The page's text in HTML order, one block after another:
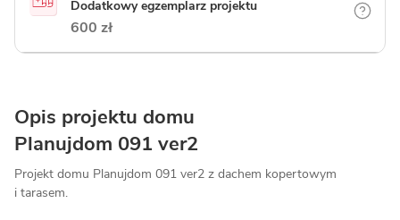
Dodatkowy egzemplarz projektu
600 zł
Opis projektu domu
Planujdom 091 ver2
Projekt domu Planujdom 091 ver2 z dachem kopertowym
i tarasem.